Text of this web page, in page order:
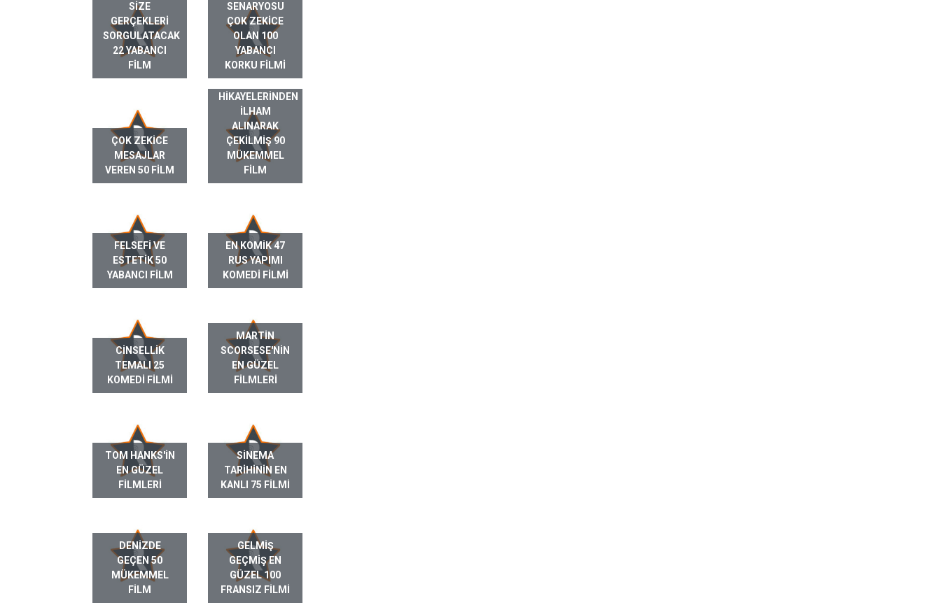
SIZE
GERÇEKLERI
SORGULATACAK
22 YABANCI
FILM
SENARYOSU
ÇOK ZEKICE
OLAN 100
YABANCI
KORKU FILMI
ÇOK ZEKICE
MESAJLAR
VEREN 50 FILM
GERÇEK HAYAT
HIKAYELERINDEN
ILHAM
ALINARAK
ÇEKILMIŞ 90
MÜKEMMEL
FILM
FELSEFI VE
ESTETIK 50
YABANCI FILM
EN KOMIK 47
RUS YAPIMI
KOMEDI FILMI
CINSELLIK
TEMALI 25
KOMEDI FILMI
MARTIN
SCORSESE'NIN
EN GÜZEL
FILMLERI
TOM HANKS'IN
EN GÜZEL
FILMLERI
SINEMA
TARIHININ EN
KANLI 75 FILMI
DENIZDE
GEÇEN 50
MÜKEMMEL
FILM
GELMIŞ
GEÇMIŞ EN
GÜZEL 100
FRANSIZ FILMI